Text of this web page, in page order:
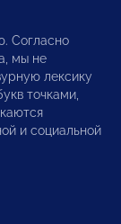
Согласно
мы не
лексику
точками,
и социальной